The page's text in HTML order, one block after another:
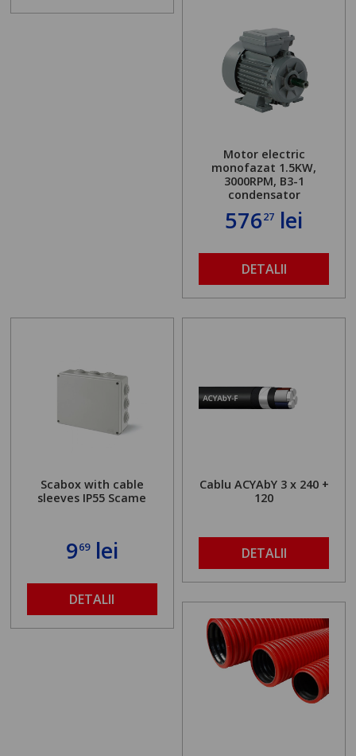
Motor electric
monofazat 1.5KW,
3000RPM, B3-1
condensator
57627 lei
DETALII
Scabox with cable
sleeves IP55 Scame
969lei
DETALII
Cablu ACYAbY 3 x 240 +
120
DETALII